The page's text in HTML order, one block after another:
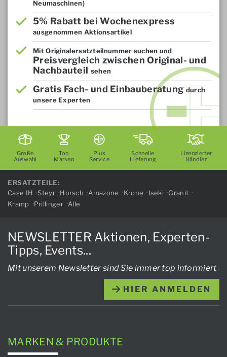
Neumaschinen)
5% Rabatt bei Wochenexpress
ausgenommen Aktionsartikel
Mit Originalersatzteilnummer suchen und
Preisvergleich zwischen Original- und
Nachbauteil sehen
Gratis Fach- und Einbauberatung durch
unsere Experten
Große
Auswahl
Top
Marken
Plus
Service
Schnelle
Lieferung
Lizenzierter
Händler
ERSATZTEILE:
Case IH
Steyr Horsch Amazone Krone Iseki
Granit
Kramp
Prillinger Alle
NEWSLETTER Aktionen, Experten-
Tipps, Events...
Mit unserem Newsletter sind Sie immer top informiert
HIER ANMELDEN
MARKEN & PRODUKTE